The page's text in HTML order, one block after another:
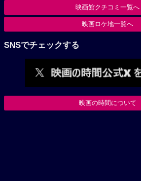
映画館クチコミ一覧へ
映画ロケ地一覧へ
SNSでチェックする
映画の時間について